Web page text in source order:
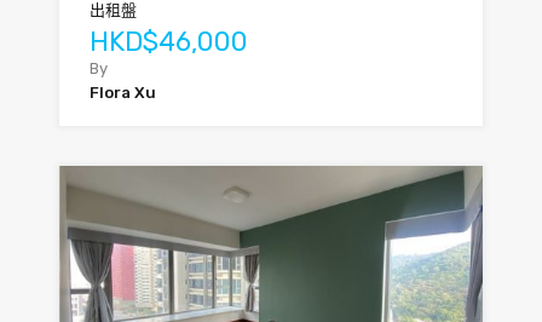
出租盤
HKD$46,000
By
Flora Xu